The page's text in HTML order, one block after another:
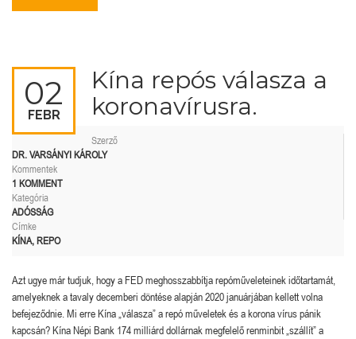
02
FEBR
Kína repós válasza a
koronavírusra.
Szerző
DR. VARSÁNYI KÁROLY
Kommentek
1 KOMMENT
Kategória
ADÓSSÁG
Címke
KÍNA, REPO
Azt ugye már tudjuk, hogy a FED meghosszabbítja repóműveleteinek időtartamát,
amelyeknek a tavaly decemberi döntése alapján 2020 januárjában kellett volna
befejeződnie. Mi erre Kína „válasza” a repó műveletek és a korona vírus pánik
kapcsán? Kína Népi Bank 174 milliárd dollárnak megfelelő renminbit „szállít” a